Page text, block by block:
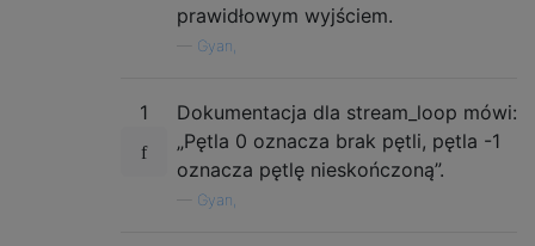
prawidłowym wyjściem.
Gyan,
1
Dokumentacja dla stream_loop mówi:
„Pętla 0 oznacza brak pętli, pętla -1
oznacza pętlę nieskończoną”.
Gyan,